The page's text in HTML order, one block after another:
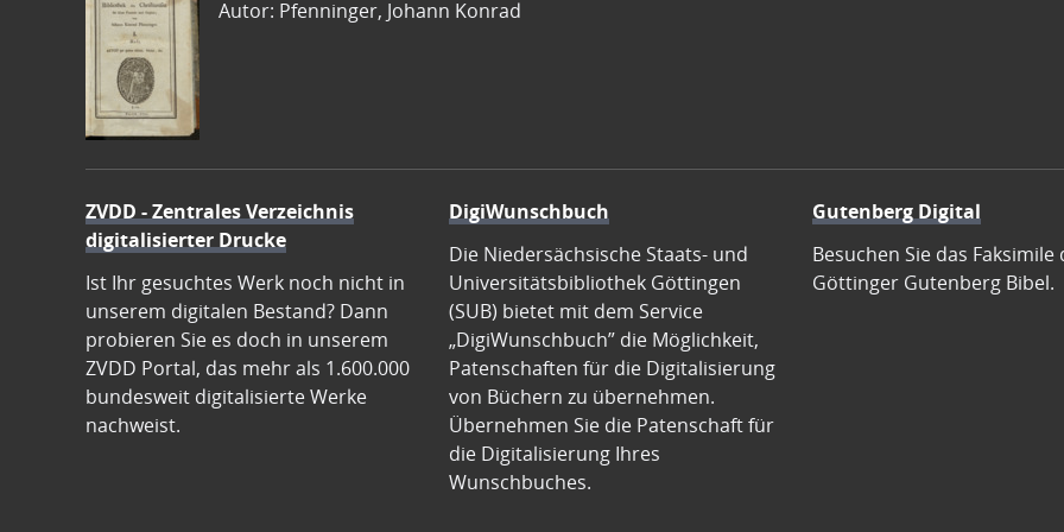
Autor: Pfenninger, Johann Konrad
ZVDD - Zentrales Verzeichnis
digitalisierter Drucke
Ist Ihr gesuchtes Werk noch nicht in
unserem digitalen Bestand? Dann
probieren Sie es doch in unserem
ZVDD Portal, das mehr als 1.600.000
bundesweit digitalisierte Werke
nachweist.
DigiWunschbuch
Die Niedersächsische Staats- und
Universitätsbibliothek Göttingen
(SUB) bietet mit dem Service
„DigiWunschbuch” die Möglichkeit,
Patenschaften für die Digitalisierung
von Büchern zu übernehmen.
Übernehmen Sie die Patenschaft für
die Digitalisierung Ihres
Wunschbuches.
Gutenberg Digital
Besuchen Sie das Faksimile
Göttinger Gutenberg Bibel.